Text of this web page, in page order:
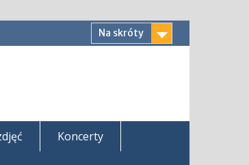
Na skróty
Koncerty